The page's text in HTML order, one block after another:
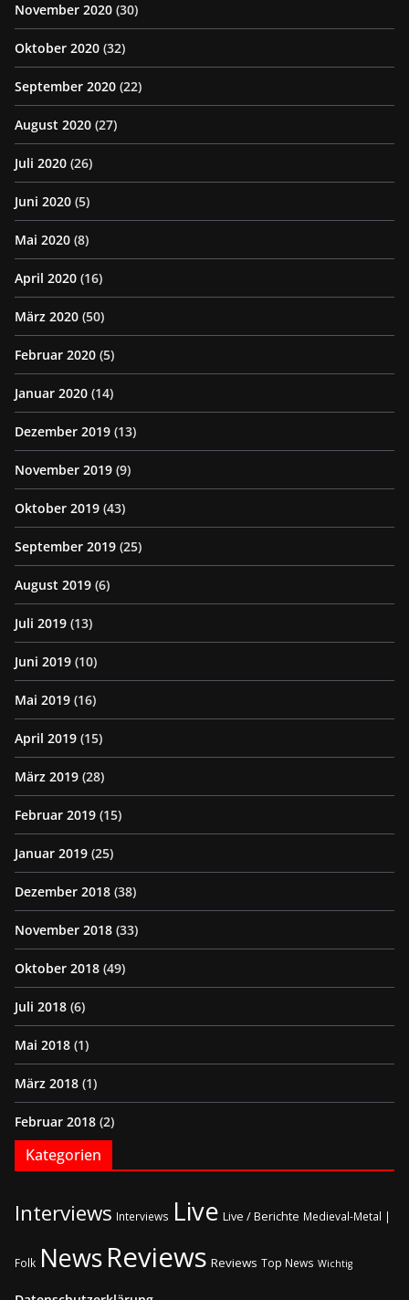
November 2020 (30)
Oktober 2020 (32)
September 2020 (22)
August 2020 (27)
Juli 2020 (26)
Juni 2020 (5)
Mai 2020 (8)
April 2020 (16)
März 2020 (50)
Februar 2020 (5)
Januar 2020 (14)
Dezember 2019 (13)
November 2019 (9)
Oktober 2019 (43)
September 2019 (25)
August 2019 (6)
Juli 2019 (13)
Juni 2019 (10)
Mai 2019 (16)
April 2019 (15)
März 2019 (28)
Februar 2019 (15)
Januar 2019 (25)
Dezember 2018 (38)
November 2018 (33)
Oktober 2018 (49)
Juli 2018 (6)
Mai 2018 (1)
März 2018 (1)
Februar 2018 (2)
Kategorien
Interviews Interviews Live Live / Berichte Medieval-Metal |
Folk NewsReviews Reviews Top News Wichtig